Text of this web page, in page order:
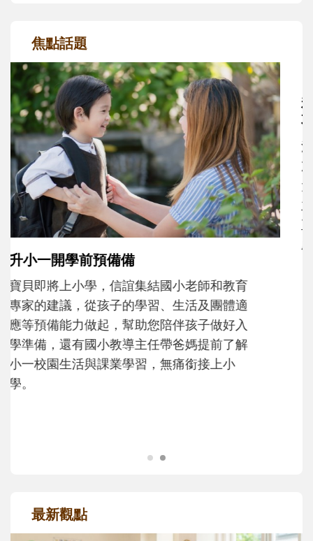
焦點話題
和孩子一起長大的那個男人│讀懂父親的
不同模樣
沒有人天生就擅長當爸爸！男人總是在一次
次「前所未有」的體驗中，跟著孩子一起長
大。從給予安全感的肢體遊戲，到獨立自
主、角色認同及解決問題的能力養成。爸爸
最新觀點